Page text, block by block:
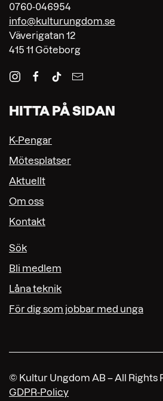
0760-046954
info@kulturungdom.se
Väverigatan 12
415 11 Göteborg
HITTA PÅ SIDAN
K-Pengar
Mötesplatser
Aktuellt
Om oss
Kontakt
Sök
Bli medlem
Låna teknik
För dig som jobbar med unga
© Kultur Ungdom AB – All Rights
GDPR-Policy